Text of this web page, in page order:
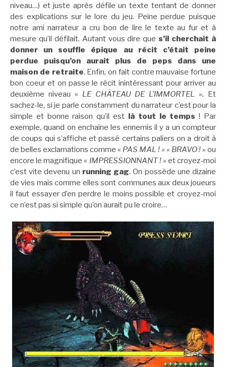
niveau…) et juste après défile un texte tentant de donner
des explications sur le lore du jeu. Peine perdue puisque
notre ami narrateur a cru bon de lire le texte au fur et à
mesure qu’il défilait. Autant vous dire ques’il cherchait à
donner un souffle épique au récit c’était peine
perdue puisqu’on aurait plus de peps dans une
maison de retraite. Enfin, on fait contre mauvaise fortune
bon coeur et on passe le récit inintéressant pour arriver au
deuxième niveau « LE CHÂTEAU DE L’IMMORTEL ». Et
sachez-le, si je parle constamment du narrateur c’est pour la
simple et bonne raison qu’il est là tout le temps! Par
exemple, quand on enchaîne les ennemis il y a un compteur
de coups qui s’affiche et passé certains paliers on a droit à
de belles exclamations comme « PAS MAL ! » « BRAVO ! » ou
encore le magnifique « IMPRESSIONNANT ! » et croyez-moi
c’est vite devenu un running gag. On possède une dizaine
de vies mais comme elles sont communes aux deux joueurs
il faut essayer d’en perdre le moins possible et croyez-moi
ce n’est pas si simple qu’on aurait pu le croire…